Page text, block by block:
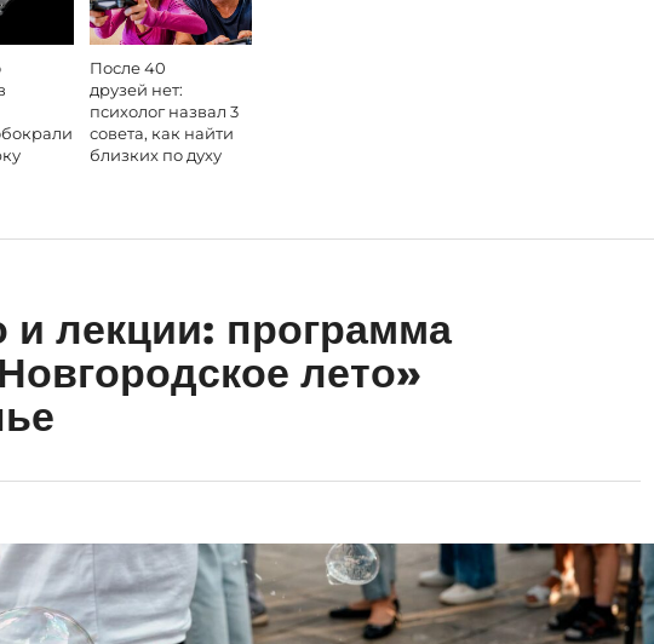
После 40
друзей нет:
психолог назвал 3
совета, как найти
близких по духу
и лекции: программа
лето»